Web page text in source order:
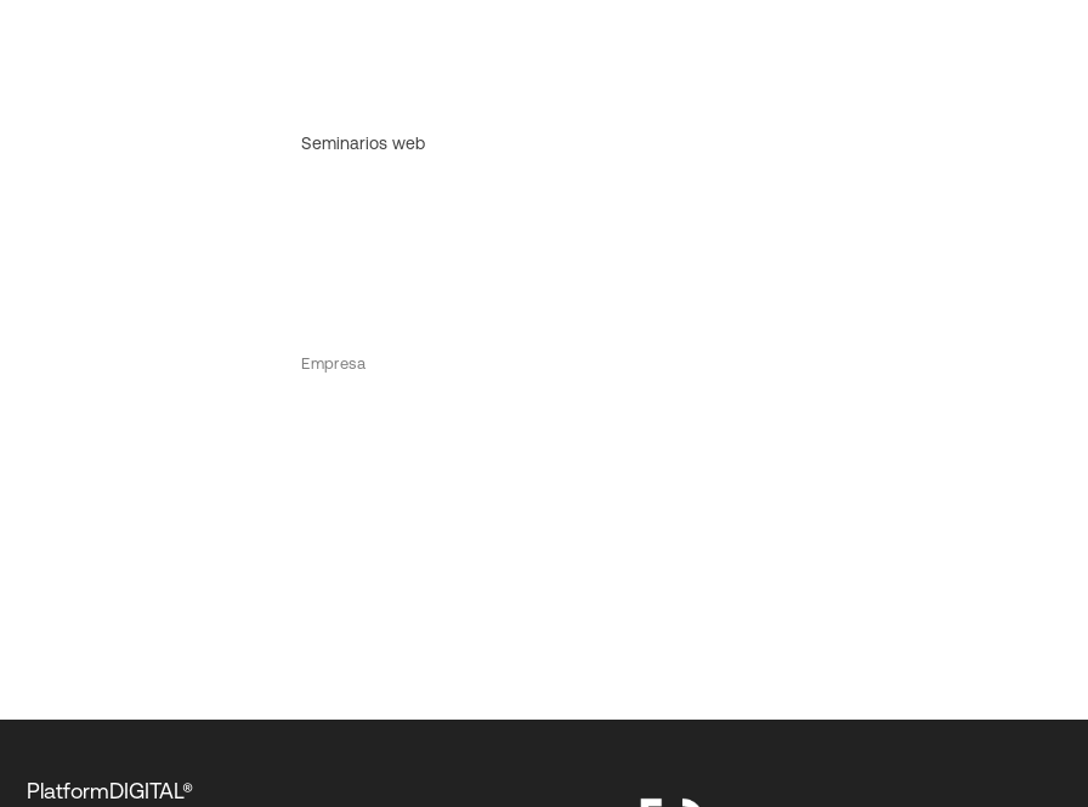
Seminarios web
Empresa
PlatformDIGITAL®